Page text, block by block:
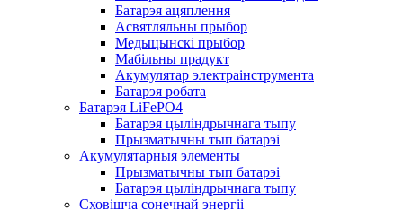
Батарэя ацяплення
Асвятляльны прыбор
Медыцынскі прыбор
Мабільны прадукт
Акумулятар электраінструмента
Батарэя робата
Батарэя LiFePO4
Батарэя цыліндрычнага тыпу
Прызматычны тып батарэі
Акумулятарныя элементы
Прызматычны тып батарэі
Батарэя цыліндрычнага тыпу
Сховішча сонечнай энергіі